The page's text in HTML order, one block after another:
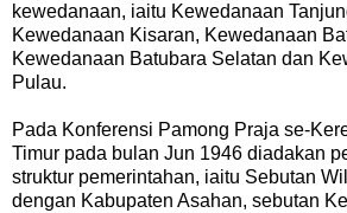
kewedanaan, iaitu Kewedanaan
Kewedanaan Kisaran, Kewedanaan
Kewedanaan Batubara Selatan dan
Pulau.
Pada Konferensi Pamong Praja se-
Timur pada bulan Jun 1946 diadakan
struktur pemerintahan, iaitu Sebutan
dengan Kabupaten Asahan, sebutan